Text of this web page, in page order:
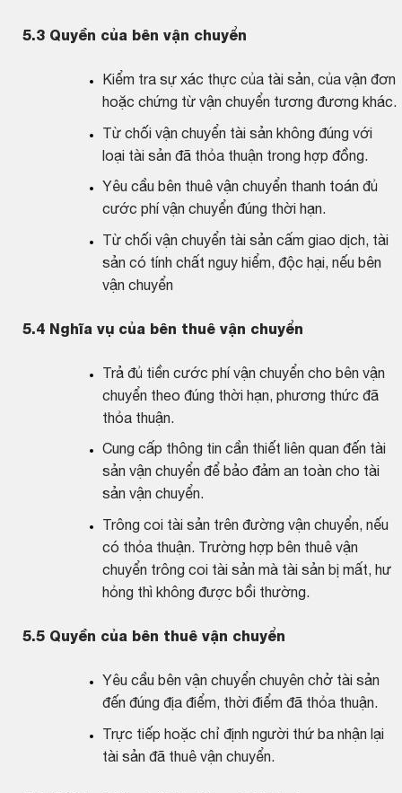
5.3 Quyền của bên vận chuyển
Kiểm tra sự xác thực của tài sản, của vận đơn
hoặc chứng từ vận chuyển tương đương khác.
Từ chối vận chuyển tài sản không đúng với
loại tài sản đã thỏa thuận trong hợp đồng.
Yêu cầu bên thuê vận chuyển thanh toán đủ
cước phí vận chuyển đúng thời hạn.
Từ chối vận chuyển tài sản cấm giao dịch, tài
sản có tính chất nguy hiểm, độc hại, nếu bên
vận chuyển
5.4 Nghĩa vụ của bên thuê vận chuyển
Trả đủ tiền cước phí vận chuyển cho bên vận
chuyển theo đúng thời hạn, phương thức đã
thỏa thuận.
Cung cấp thông tin cần thiết liên quan đến tài
sản vận chuyển để bảo đảm an toàn cho tài
sản vận chuyển.
Trông coi tài sản trên đường vận chuyển, nếu
có thỏa thuận. Trường hợp bên thuê vận
chuyển trông coi tài sản mà tài sản bị mất, hư
hỏng thì không được bồi thường.
5.5 Quyền của bên thuê vận chuyển
Yêu cầu bên vận chuyển chuyên chở tài sản
đến đúng địa điểm, thời điểm đã thỏa thuận.
Trực tiếp hoặc chỉ định người thứ ba nhận lại
tài sản đã thuê vận chuyển.